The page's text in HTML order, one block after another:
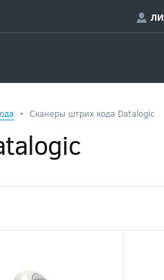
Сканеры штрих кода Datalogic